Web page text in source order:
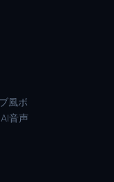
風ボ
音声